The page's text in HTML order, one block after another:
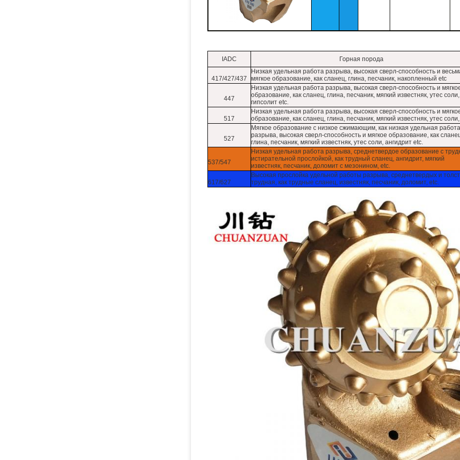
IADC Горная порода
417/427/437
Низкая удельная работа разрыва, высокая сверл-способность и
мягкое образование, как сланец, глина, песчаник, накопленный etc
447
Низкая удельная работа разрыва, высокая сверл-способность и
образование, как сланец, глина, песчаник, мягкий известняк, утес соли,
гипсолит etc.
517
Низкая удельная работа разрыва, высокая сверл-способность и
образование, как сланец, глина, песчаник, мягкий известняк, утес
527
Мягкое образование с низкое сжимающим, как низкая удельная работа
разрыва, высокая сверл-способность и мягкое образование, как
глина, песчаник, мягкий известняк, утес соли, ангидрит etc.
537/547
Низкая удельная работа разрыва, среднетвердое образование с
истирательной прослойкой, как трудный сланец, ангидрит, мягкий
известняк, песчаник, доломит с мезонином, etc.
617/627
Высокая прослойка удельной работы разрыва, среднетвердых и
трудная, как трудные сланец, известняк, песчаник, доломит, etc.